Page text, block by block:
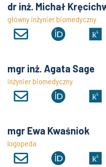
dr inż. Michał
główny inżynier biomedyczny
mgr inż. Agata Sage
inżynier biomedyczny
mgr Ewa Kwaśniok
logopeda